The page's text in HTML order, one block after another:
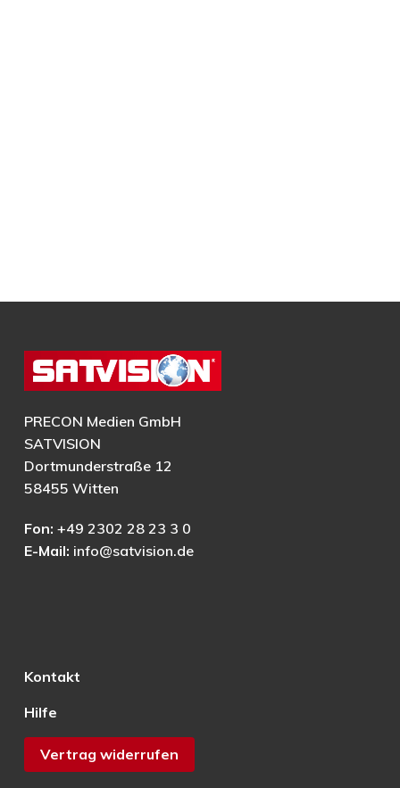
PRECON Medien GmbH
SATVISION
Dortmunderstraße 12
58455 Witten
Fon: +49 2302 28 23 3 0
E-Mail: info@satvision.de
Kontakt
Hilfe
Vertrag widerrufen